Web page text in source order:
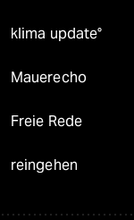
klima update°
Mauerecho
Freie Rede
reingehen